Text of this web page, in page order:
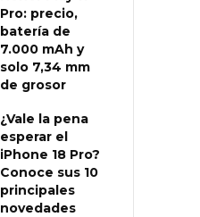
Pro: precio,
batería de
7.000 mAh y
solo 7,34 mm
de grosor
¿Vale la pena
esperar el
iPhone 18 Pro?
Conoce sus 10
principales
novedades